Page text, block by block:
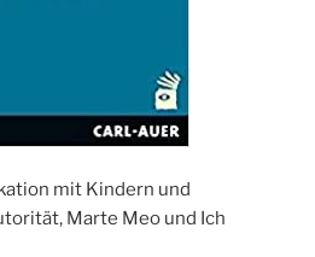
mit Kindern und
Marte Meo und Ich